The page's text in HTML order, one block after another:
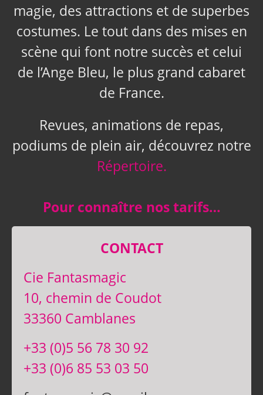
magie, des attractions et de superbes
costumes. Le tout dans des mises en
scène qui font notre succès et celui
de l’Ange Bleu, le plus grand cabaret
de France.
Revues, animations de repas,
podiums de plein air, découvrez notre
Répertoire.
Pour connaître nos tarifs…
CONTACT
Cie Fantasmagic
10, chemin de Coudot
33360 Camblanes
+33 (0)5 56 78 30 92
+33 (0)6 85 53 03 50